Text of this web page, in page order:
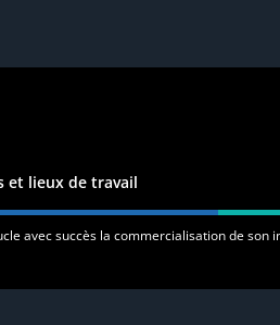
et lieux de travail
avec succès la commercialisation de son